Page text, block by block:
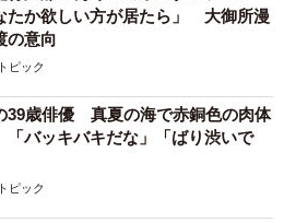
たか欲しい方が居たら」 大御所漫
の意向
ピック
39歳俳優 真夏の海で赤銅色の肉体
バッキバキだな」「ばり渋いで
ピック